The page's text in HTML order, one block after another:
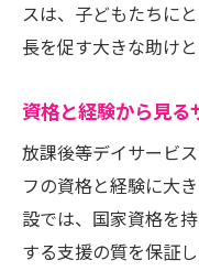
スは、子どもたちに
長を促す大きな助けと
資格と経験から見る
放課後等デイサービ
フの資格と経験に大
設では、国家資格を
する支援の質を保証